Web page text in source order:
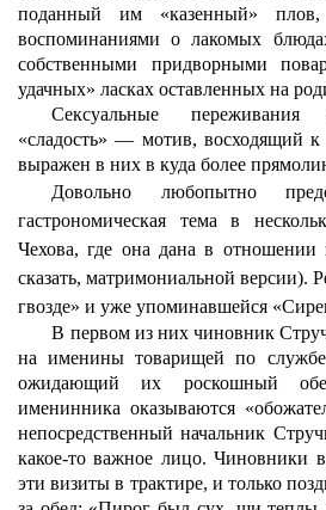
поданный им «казенный»
воспоминаниями о лакомых
собственными придворными
удачных» ласках оставленных на
Сексуальные переживания
«сладость» — мотив, восходящий к
выражен в них в куда более
Довольно любопытно
гастрономическая тема в
Чехова, где она дана в
сказать, матримониальной версии).
гвозде» и уже упоминавшейся
В первом из них чиновник
на именины товарищей по
ожидающий их роскошный
именинника оказываются
непосредственный начальник
какое-то важное лицо. Чиновники
эти визиты в трактире, и только